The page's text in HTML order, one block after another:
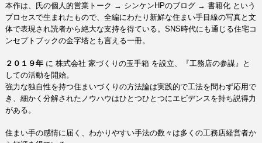
本作は、氏の個人的営業トーク → シンケンHPのブログ → 書籍化 という
プロセスで生まれたもので、全編にわたり新鮮な住まい手目線の写真と文
体で表現され読者から絶大な支持を得ている。 SNS時代にも通じる住宅コ
ンセプトブックの金字塔とも言える一冊。
２０１９年 に 株式会社 家づくりの玉手箱 を設立、『工務店の参謀』と
しての活動を開始。
強力な独自性を持つ住まいづくりの方法論は実践的で工法を問わず応用で
き、 細かく分解されたノウハウはひとつひとつにエビデンスを持ち説得力
がある。
住まい手の感情に届く、わかりやすい手法の数々は多くの工務店経営者か